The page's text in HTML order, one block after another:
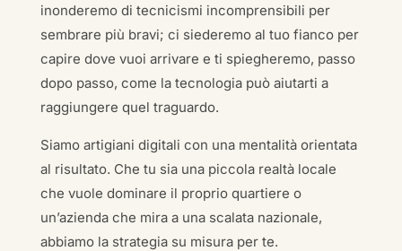
inonderemo di tecnicismi incomprensibili per
sembrare più bravi; ci siederemo al tuo fianco per
capire dove vuoi arrivare e ti spiegheremo, passo
dopo passo, come la tecnologia può aiutarti a
raggiungere quel traguardo.
Siamo artigiani digitali con una mentalità orientata
al risultato. Che tu sia una piccola realtà locale
che vuole dominare il proprio quartiere o
un’azienda che mira a una scalata nazionale,
abbiamo la strategia su misura per te.